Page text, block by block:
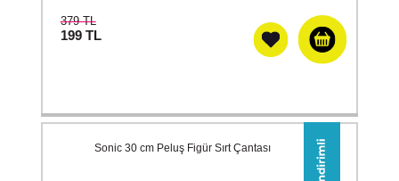
379 TL
199 TL
Sonic 30 cm Peluş Figür Sırt Çantası